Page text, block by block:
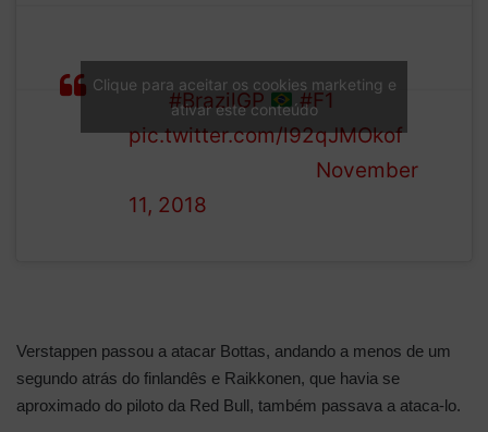
LAP
4/71
teammate, and Vettel drops to
fifth #BrazilGP
#F1
pic.twitter.com/l92qJMOkof
November
11, 2018
Clique para aceitar os cookies marketing e
ativar este conteúdo
Verstappen passou a atacar Bottas, andando a menos de um
segundo atrás do finlandês e Raikkonen, que havia se
aproximado do piloto da Red Bull, também passava a ataca-lo.